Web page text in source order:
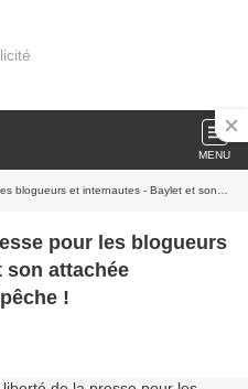
MENU
- Baylet et son attachée parlementaire : on se dépêche !
pour les blogueurs
son attachée
!